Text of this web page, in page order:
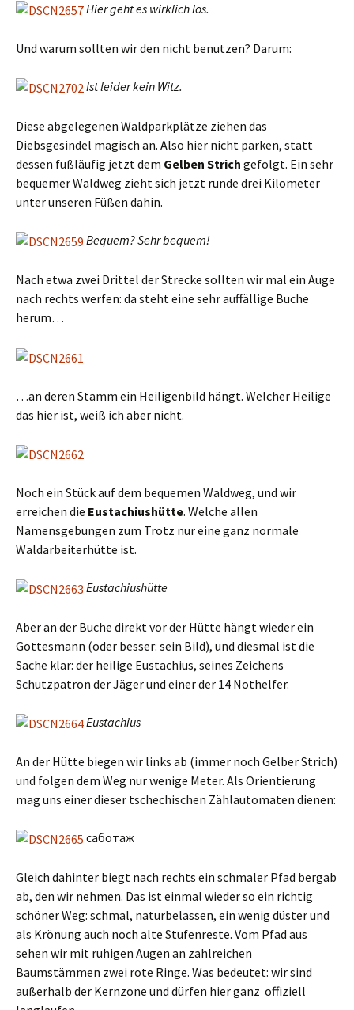
Hier geht es wirklich los.
Und warum sollten wir den nicht benutzen? Darum:
Ist leider kein Witz.
Diese abgelegenen Waldparkplätze ziehen das
Diebsgesindel magisch an. Also hier nicht parken, statt
dessen fußläufig jetzt dem Gelben Strich gefolgt. Ein sehr
bequemer Waldweg zieht sich jetzt runde drei Kilometer
unter unseren Füßen dahin.
Bequem? Sehr bequem!
Nach etwa zwei Drittel der Strecke sollten wir mal ein Auge
nach rechts werfen: da steht eine sehr auffällige Buche
herum…
…an deren Stamm ein Heiligenbild hängt. Welcher Heilige
das hier ist, weiß ich aber nicht.
Noch ein Stück auf dem bequemen Waldweg, und wir
erreichen die Eustachiushütte. Welche allen
Namensgebungen zum Trotz nur eine ganz normale
Waldarbeiterhütte ist.
Eustachiushütte
Aber an der Buche direkt vor der Hütte hängt wieder ein
Gottesmann (oder besser: sein Bild), und diesmal ist die
Sache klar: der heilige Eustachius, seines Zeichens
Schutzpatron der Jäger und einer der 14 Nothelfer.
Eustachius
An der Hütte biegen wir links ab (immer noch Gelber Strich)
und folgen dem Weg nur wenige Meter. Als Orientierung
mag uns einer dieser tschechischen Zählautomaten dienen:
саботаж
Gleich dahinter biegt nach rechts ein schmaler Pfad bergab
ab, den wir nehmen. Das ist einmal wieder so ein richtig
schöner Weg: schmal, naturbelassen, ein wenig düster und
als Krönung auch noch alte Stufenreste. Vom Pfad aus
sehen wir mit ruhigen Augen an zahlreichen
Baumstämmen zwei rote Ringe. Was bedeutet: wir sind
außerhalb der Kernzone und dürfen hier ganz offiziell